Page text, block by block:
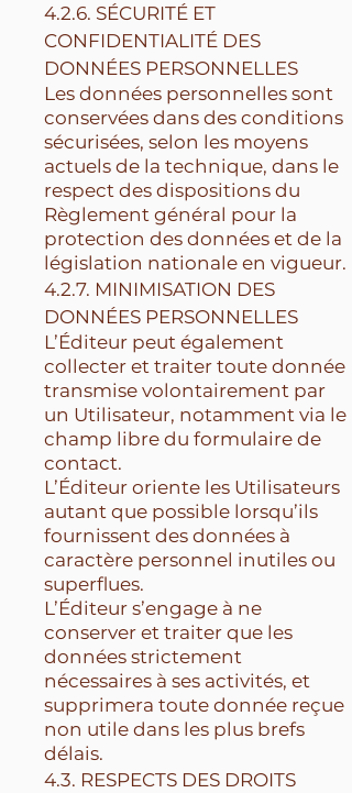
4.2.6. SÉCURITÉ ET
CONFIDENTIALITÉ DES
DONNÉES PERSONNELLES
Les données personnelles sont
conservées dans des conditions
sécurisées, selon les moyens
actuels de la technique, dans le
respect des dispositions du
Règlement général pour la
protection des données et de la
législation nationale en vigueur.
4.2.7. MINIMISATION DES
DONNÉES PERSONNELLES
L’Éditeur peut également
collecter et traiter toute donnée
transmise volontairement par
un Utilisateur, notamment via le
champ libre du formulaire de
contact.
L’Éditeur oriente les Utilisateurs
autant que possible lorsqu’ils
fournissent des données à
caractère personnel inutiles ou
superflues.
L’Éditeur s’engage à ne
conserver et traiter que les
données strictement
nécessaires à ses activités, et
supprimera toute donnée reçue
non utile dans les plus brefs
délais.
4.3. RESPECTS DES DROITS